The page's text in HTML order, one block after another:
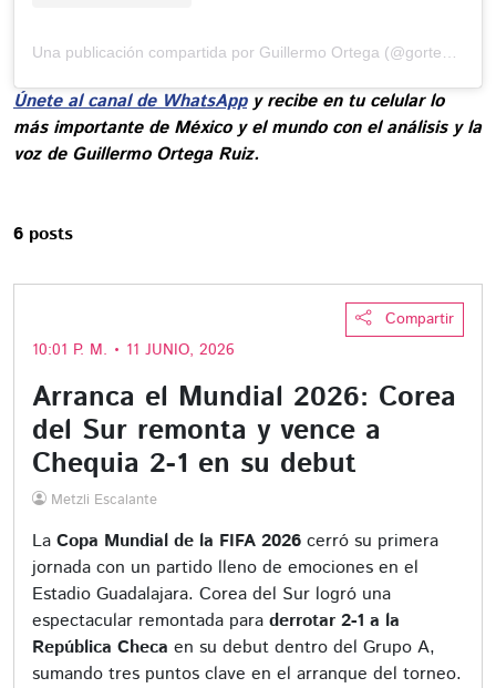
Únete al canal de WhatsAppy recibe en tu celular lo
más importante de México y el mundo con el análisis y la
voz de Guillermo Ortega Ruiz.
6 posts
Compartir
10:01 P. M. • 11 JUNIO, 2026
Arranca el Mundial 2026: Corea
del Sur remonta y vence a
Chequia 2-1 en su debut
Metzli Escalante
La Copa Mundial de la FIFA 2026 cerró su primera
jornada con un partido lleno de emociones en el
Estadio Guadalajara. Corea del Sur logró una
espectacular remontada para derrotar 2-1 a la
República Checa en su debut dentro del Grupo A,
sumando tres puntos clave en el arranque del torneo.